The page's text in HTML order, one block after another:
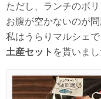
ただし、ランチのボ
お腹が空かないのが問
私はうらりマルシェで
土産セット を貰いまし